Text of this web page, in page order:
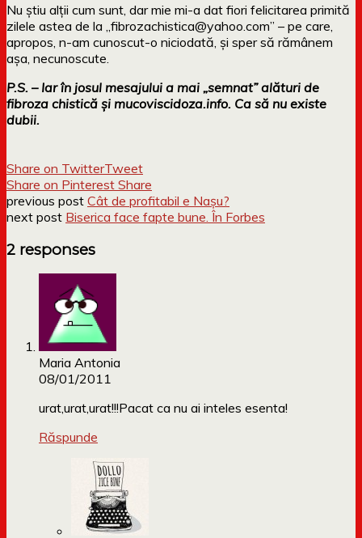
Nu știu alții cum sunt, dar mie mi-a dat fiori felicitarea primită
zilele astea de la „fibrozachistica@yahoo.com” – pe care,
apropos, n-am cunoscut-o niciodată, și sper să rămânem
așa, necunoscute.
P.S. – Iar în josul mesajului a mai „semnat” alături de
fibroza chistică și mucoviscidoza.info. Ca să nu existe
dubii.
Share on TwitterTweet
Share on Pinterest Share
previous post Cât de profitabil e Nașu?
next post Biserica face fapte bune. În Forbes
2 responses
Maria Antonia
08/01/2011
urat,urat,urat!!!Pacat ca nu ai inteles esenta!
Răspunde